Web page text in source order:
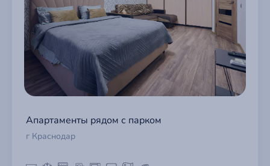
Апартаменты рядом с парком
г Краснодар